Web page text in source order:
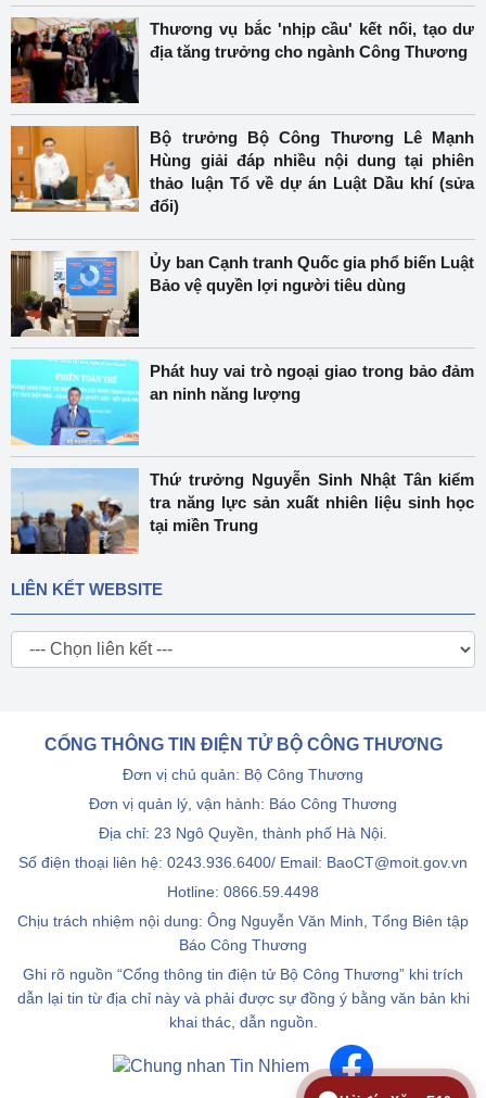
Thương vụ bắc 'nhịp cầu' kết nối, tạo dư
địa tăng trưởng cho ngành Công Thương
Bộ trưởng Bộ Công Thương Lê Mạnh
Hùng giải đáp nhiều nội dung tại phiên
thảo luận Tổ về dự án Luật Dầu khí (sửa
đổi)
Ủy ban Cạnh tranh Quốc gia phổ biến Luật
Bảo vệ quyền lợi người tiêu dùng
Phát huy vai trò ngoại giao trong bảo đảm
an ninh năng lượng
Thứ trưởng Nguyễn Sinh Nhật Tân kiểm
tra năng lực sản xuất nhiên liệu sinh học
tại miền Trung
LIÊN KẾT WEBSITE
CỔNG THÔNG TIN ĐIỆN TỬ BỘ CÔNG THƯƠNG
Đơn vị chủ quản: Bộ Công Thương
Đơn vị quản lý, vận hành: Báo Công Thương
Địa chỉ: 23 Ngô Quyền, thành phố Hà Nội.
Số điện thoại liên hệ: 0243.936.6400/ Email: BaoCT@moit.gov.vn
Hotline: 0866.59.4498
Chịu trách nhiệm nội dung: Ông Nguyễn Văn Minh, Tổng Biên tập
Báo Công Thương
Ghi rõ nguồn “Cổng thông tin điện tử Bộ Công Thương” khi trích
dẫn lại tin từ địa chỉ này và phải được sự đồng ý bằng văn bản khi
khai thác, dẫn nguồn.